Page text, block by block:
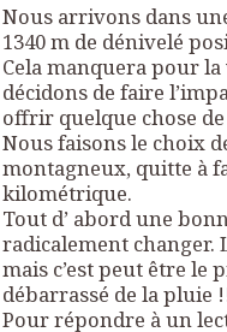
Nous arrivons dans
1340 m de dénivelé
Cela manquera pour
décidons de faire
offrir quelque chose
Nous faisons le choix
montagneux, quitte à
kilométrique.
Tout d’ abord une
radicalement changer.
mais c’est peut être le
débarrassé de la pluie
Pour répondre à un